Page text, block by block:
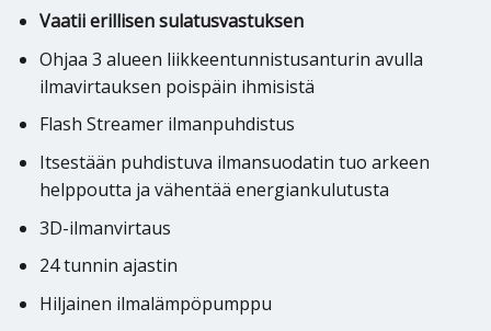
Vaatii erillisen sulatusvastuksen
Ohjaa 3 alueen liikkeentunnistusanturin avulla
ilmavirtauksen poispäin ihmisistä
Flash Streamer ilmanpuhdistus
Itsestään puhdistuva ilmansuodatin tuo arkeen
helppoutta ja vähentää energiankulutusta
3D-ilmanvirtaus
24 tunnin ajastin
Hiljainen ilmalämpöpumppu